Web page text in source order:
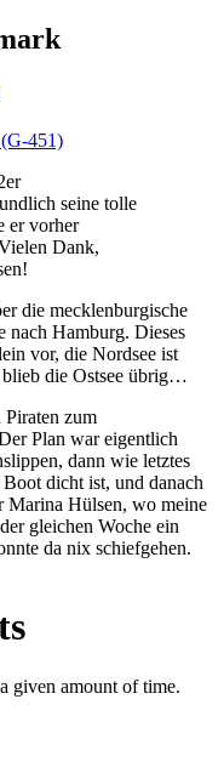
451)
seine tolle
er vorher
Dank,
die mecklenburgische
nach Hamburg. Dieses
vor, die Nordsee ist
blieb die Ostsee übrig…
Piraten zum
Plan war eigentlich
dann wie letztes
dicht ist, und danach
Marina Hülsen, wo meine
gleichen Woche ein
da nix schiefgehen.